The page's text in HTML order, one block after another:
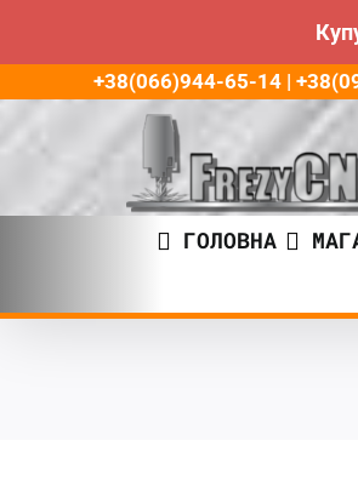
Пропустити
контенту
+38(066)944-65-14 |
ГОЛОВНА